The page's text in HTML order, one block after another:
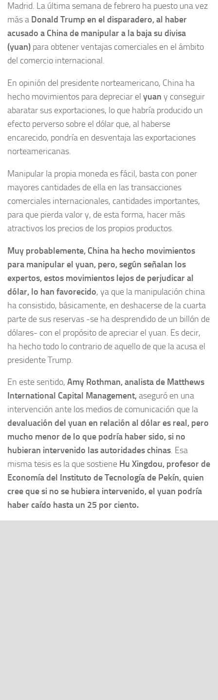
Madrid. La última semana de febrero ha puesto una vez
más a Donald Trump en el disparadero, al haber
acusado a China de manipular a la baja su divisa
(yuan) para obtener ventajas comerciales en el ámbito
del comercio internacional.
En opinión del presidente norteamericano, China ha
hecho movimientos para depreciar el yuan y conseguir
abaratar sus exportaciones, lo que habría producido un
efecto perverso sobre el dólar que, al haberse
encarecido, pondría en desventaja las exportaciones
norteamericanas.
Manipular la propia moneda es fácil, basta con poner
mayores cantidades de ella en las transacciones
comerciales internacionales, cantidades importantes,
para que pierda valor y, de esta forma, hacer más
atractivos los precios de los propios productos.
Muy probablemente, China ha hecho movimientos
para manipular el yuan, pero, según señalan los
expertos, estos movimientos lejos de perjudicar al
dólar, lo han favorecido, ya que la manipulación china
ha consistido, básicamente, en deshacerse de la cuarta
parte de sus reservas -se ha desprendido de un billón de
dólares- con el propósito de apreciar el yuan. Es decir,
ha hecho todo lo contrario de aquello de que la acusa el
presidente Trump.
En este sentido, Amy Rothman, analista de Matthews
International Capital Management,aseguró en una
intervención ante los medios de comunicación que la
devaluación del yuan en relación al dólar es real, pero
mucho menor de lo que podría haber sido, si no
hubieran intervenido las autoridades chinas. Esa
misma tesis es la que sostiene Hu Xingdou, profesor de
Economía del Instituto de Tecnología de Pekín, quien
cree que si no se hubiera intervenido, el yuan podría
haber caído hasta un 25 por ciento.